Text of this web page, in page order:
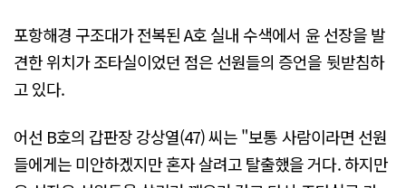
포항해경 구조대가 전복된 A호 실내 수색에서 윤 선장을 발
견한 위치가 조타실이었던 점은 선원들의 증언을 뒷받침하
고 있다.
어선 B호의 갑판장 강상열(47) 씨는 "보통 사람이라면 선원
들에게는 미안하겠지만 혼자 살려고 탈출했을 거다. 하지만